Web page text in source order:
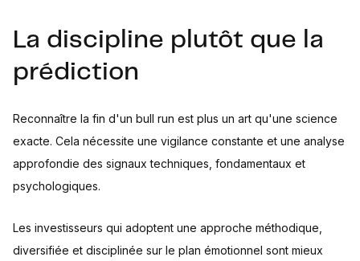
La discipline plutôt que la
prédiction
Reconnaître la fin d'un bull run est plus un art qu'une science
exacte. Cela nécessite une vigilance constante et une analyse
approfondie des signaux techniques, fondamentaux et
psychologiques.
Les investisseurs qui adoptent une approche méthodique,
diversifiée et disciplinée sur le plan émotionnel sont mieux